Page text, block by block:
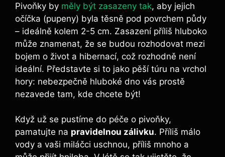
Pivoňky‍ by⁢ měly být zasazeny tak, aby jejich
očíčka​ (pupeny) byla těsně pod povrchem půdy
– ideálně kolem 2-5 cm.⁢ Zasazení příliš hluboko
může znamenat, že se budou rozhodovat mezi
bojem o život a hibernací, což rozhodně není
ideální. Představte si to jako pěší túru na vrchol
⁣hory: nebezpečně ‍hluboké dno vás prostě
nezavede tam, kde chcete být!
Když už se pustíme‍ do péče o pivoňky,
pamatujte na pravidelnou zálivku. Příliš málo
⁣vody a vaši miláčci uschnou, příliš mnoho a